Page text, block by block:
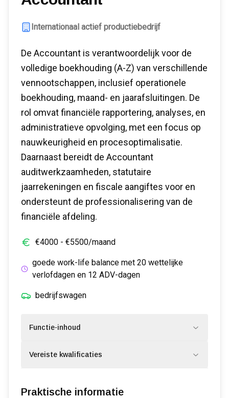
Internationaal actief productiebedrijf
De Accountant is verantwoordelijk voor de
volledige boekhouding (A-Z) van verschillende
vennootschappen, inclusief operationele
boekhouding, maand- en jaarafsluitingen. De
rol omvat financiële rapportering, analyses, en
administratieve opvolging, met een focus op
nauwkeurigheid en procesoptimalisatie.
Daarnaast bereidt de Accountant
auditwerkzaamheden, statutaire
jaarrekeningen en fiscale aangiftes voor en
ondersteunt de professionalisering van de
financiële afdeling.
€4000 - €5500/maand
goede work-life balance met 20 wettelijke
verlofdagen en 12 ADV-dagen
bedrijfswagen
Functie-inhoud
Vereiste kwalificaties
Praktische informatie